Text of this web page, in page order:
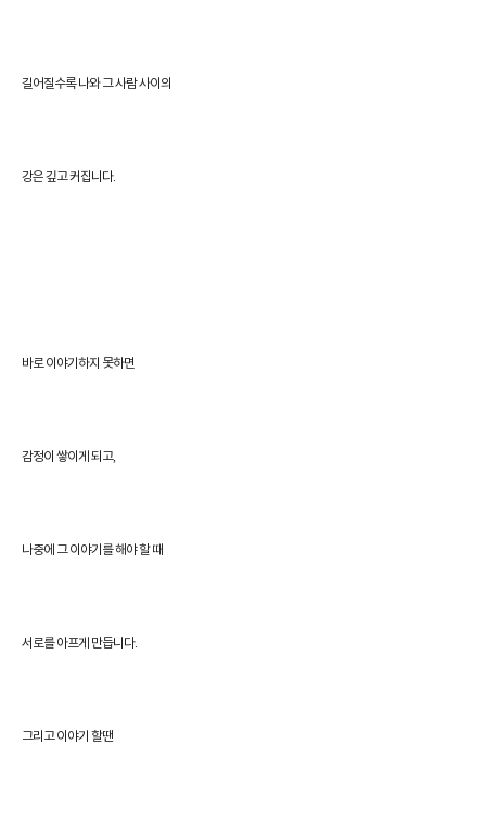
길어질수록 나와 그 사람 사이의
강은 깊고 커집니다.
바로 이야기하지 못하면
감정이 쌓이게 되고,
나중에 그 이야기를 해야 할 때
서로를 아프게 만듭니다.
그리고 이야기 할땐